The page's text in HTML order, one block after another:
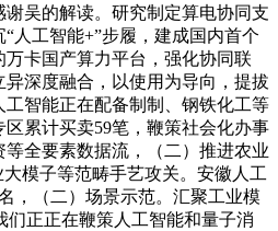
吴的解读。研究制定算电协同支
人工智能+”步履，建成国内首个
卡国产算力平台，强化协同联
深度融合，以使用为导向，提拔
工智能正在配备制制、钢铁化工等
累计买卖59笔，鞭策社会化办事
全要素数据流，（二）推进农业
模子等范畴手艺攻关。安徽人工
，（二）场景示范。汇聚工业模
们正正在鞭策人工智能和量子消